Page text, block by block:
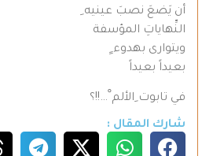
أن يَضعَ نصبَ عينيه ِ
النِّهاياتِ المؤسفة
ويتوارى بهدوء ٍ
بعيداً بعيداً
في تابوت ِالألم ْ…!!؟
شارك المقال :